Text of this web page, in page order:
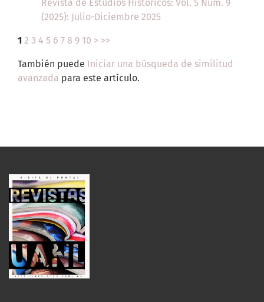
Revista de Estudios Históricos: Vol. 5 Núm. 9
(2025): Julio-Diciembre 2025
1 2 3 4 5 6 7 8 9 10 > >>
También puede Iniciar una búsqueda de similitud
avanzada para este artículo.